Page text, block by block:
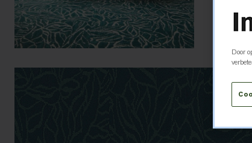
Door